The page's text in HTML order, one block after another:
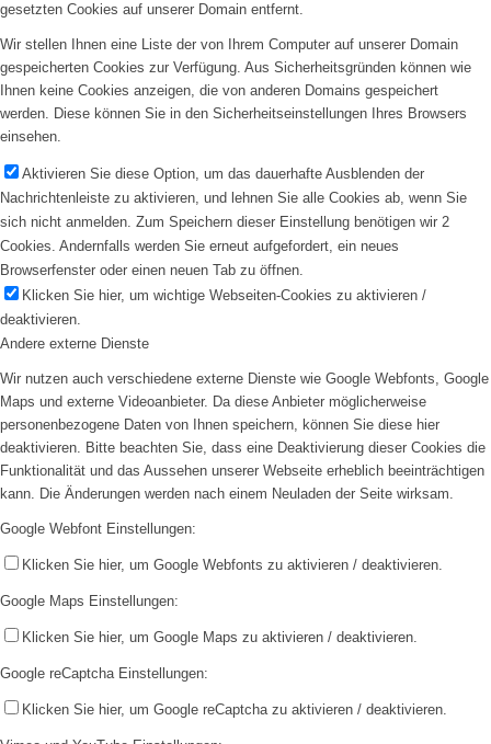
gesetzten Cookies auf unserer Domain entfernt.
Wir stellen Ihnen eine Liste der von Ihrem Computer auf unserer Domain
gespeicherten Cookies zur Verfügung. Aus Sicherheitsgründen können wie
Ihnen keine Cookies anzeigen, die von anderen Domains gespeichert
werden. Diese können Sie in den Sicherheitseinstellungen Ihres Browsers
einsehen.
Aktivieren Sie diese Option, um das dauerhafte Ausblenden der
Nachrichtenleiste zu aktivieren, und lehnen Sie alle Cookies ab, wenn Sie
sich nicht anmelden. Zum Speichern dieser Einstellung benötigen wir 2
Cookies. Andernfalls werden Sie erneut aufgefordert, ein neues
Browserfenster oder einen neuen Tab zu öffnen.
Klicken Sie hier, um wichtige Webseiten-Cookies zu aktivieren /
deaktivieren.
Andere externe Dienste
Wir nutzen auch verschiedene externe Dienste wie Google Webfonts, Google
Maps und externe Videoanbieter. Da diese Anbieter möglicherweise
personenbezogene Daten von Ihnen speichern, können Sie diese hier
deaktivieren. Bitte beachten Sie, dass eine Deaktivierung dieser Cookies die
Funktionalität und das Aussehen unserer Webseite erheblich beeinträchtigen
kann. Die Änderungen werden nach einem Neuladen der Seite wirksam.
Google Webfont Einstellungen:
Klicken Sie hier, um Google Webfonts zu aktivieren / deaktivieren.
Google Maps Einstellungen:
Klicken Sie hier, um Google Maps zu aktivieren / deaktivieren.
Google reCaptcha Einstellungen:
Klicken Sie hier, um Google reCaptcha zu aktivieren / deaktivieren.